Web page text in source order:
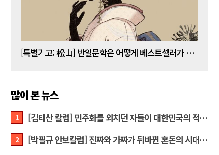
[특별기고: 松山] 반일문학은 어떻게 베스트셀러가 되는가?
많이 본 뉴스
1 [김태산 칼럼] 민주화를 외치던 자들이 대한민국의 적이고 간첩이었다
2 [박필규 안보칼럼] 진짜와 가짜가 뒤바뀐 혼돈의 시대, 안보 파탄은 막아야